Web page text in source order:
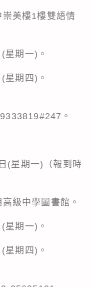
崇美樓1樓雙語情
星期一)。
星期四)。
。
(星期一)（報到時
級中學圖書館。
星期一)。
星期四)。